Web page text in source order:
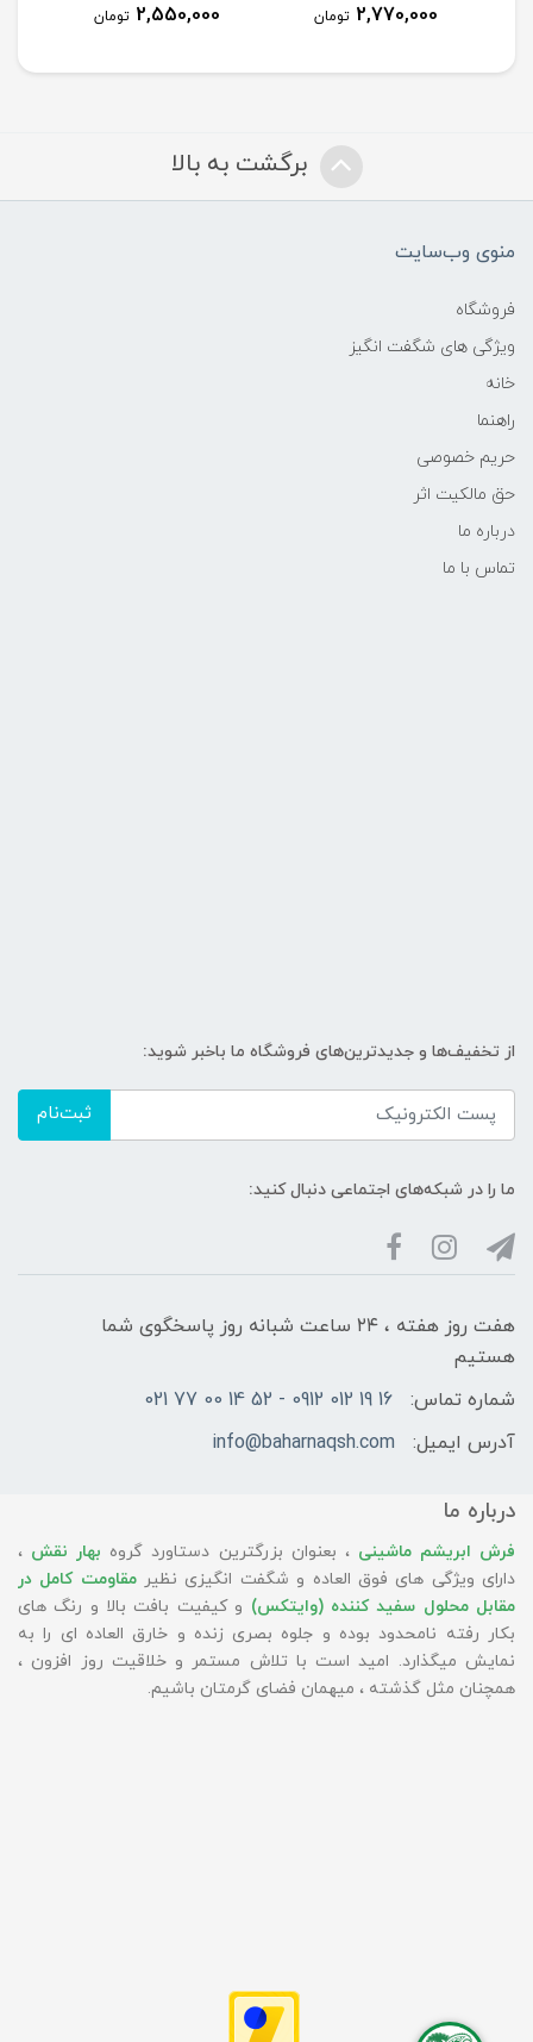
2,550,000 تومان 1,650,000 تومان
برگشت به بالا
منوی وب‌سایت
فروشگاه
ویژگی های شگفت انگیز
خانه
راهنما
حریم خصوصی
حق مالکیت اثر
درباره ما
تماس با ما
از تخفیف‌ها و جدیدترین‌های فروشگاه ما باخبر شوید:
ثبت‌نام
ما را در شبکه‌های اجتماعی دنبال کنید:
هفت روز هفته ، ۲۴ ساعت شبانه‌ روز پاسخگوی شما
هستیم
شماره تماس:
16 19 012 0912 - 52 14 00 77 021
آدرس ایمیل:
info@baharnaqsh.com
درباره ما
فرش ابریشم ماشینی ، بعنوان بزرگترین دستاورد گروه بهار نقش ،
دارای ویژگی های فوق العاده و شگفت انگیزی نظیرمقاومت کامل در
مقابل محلول سفید کننده (وایتکس) و کیفیت بافت بالا و رنگ های
بکار رفته نامحدود بوده و جلوه بصری زنده و خارق العاده ای را به
نمایش میگذارد. امید است با تلاش مستمر و خلاقیت روز افزون ،
همچنان مثل گذشته ، میهمان فضای گرمتان باشیم.